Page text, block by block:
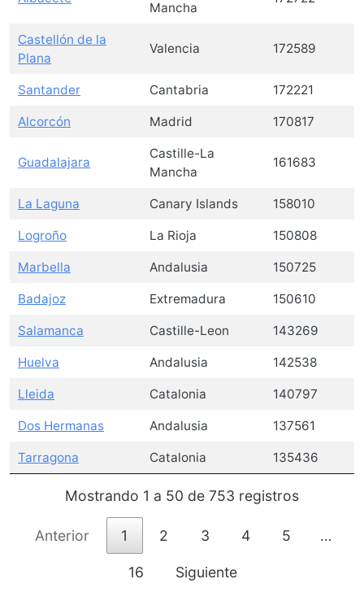
Mancha
Castellón de la
Plana
Valencia 172589
Santander Cantabria 172221
Alcorcón Madrid 170817
Guadalajara
Castille-La
Mancha
161683
La Laguna Canary Islands 158010
Logroño La Rioja 150808
Marbella Andalusia 150725
Badajoz Extremadura 150610
Salamanca Castille-Leon 143269
Huelva Andalusia 142538
Lleida Catalonia 140797
Dos Hermanas Andalusia 137561
Tarragona Catalonia 135436
Mostrando 1 a 50 de 753 registros
Anterior 1 2 3 4 5 …
16 Siguiente